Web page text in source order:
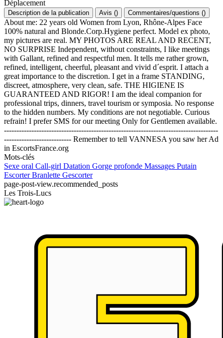
Déplacement
Description de la publication Avis () Commentaires/questions ()
About me: 22 years old Women from Lyon, Rhône-Alpes Face
100% natural and Blonde.Corp.Hygiene perfect. Model ex photo,
my pictures are real. MY PHOTOS ARE REAL AND RECENT,
NO SURPRISE Independent, without constraints, I like meetings
with Gallant, refined and respectful men. It tells me rather grown,
refined, intelligent, cheerful, pleasant and vivid d´esprit. I attach a
great importance to the discretion. I get in a frame STANDING,
discreet, atmosphere, very clean, safe. THE HIGIENE IS
GUARANTEED AND RIGOR! I am the ideal companion for
professional trips, dinners, travel tourism or symposia. No response
to the hidden numbers. My conditions are not negotiable. Curious
refrain! I prefer SMS for our meeting Only for Gentlemen available.
--------------------------------------------------------------------------------------
--------------------------- Remember to tell VANNESA you saw her Ad
in EscortsFrance.org
Mots-clés
Sexe oral Call-girl Datation Gorge profonde Massages Putain
EscorterBranlette Gescorter
page-post-view.recommended_posts
Les Trois-Lucs